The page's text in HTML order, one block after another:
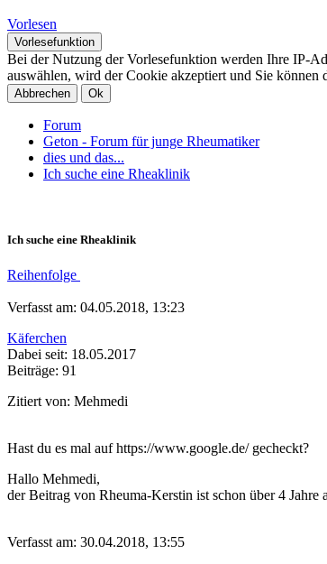
Vorlesen
Vorlesefunktion
Bei der Nutzung der Vorlesefunktion werden Ihre IP-
auswählen, wird der Cookie akzeptiert und Sie können
Abbrechen Ok
Forum
Geton - Forum für junge Rheumatiker
dies und das...
Ich suche eine Rheaklinik
Ich suche eine Rheaklinik
Reihenfolge
Verfasst am: 04.05.2018, 13:23
Käferchen
Dabei seit: 18.05.2017
Beiträge: 91
Zitiert von: Mehmedi
Hast du es mal auf https://www.google.de/ gecheckt?
Hallo Mehmedi,
der Beitrag von Rheuma-Kerstin ist schon über 4
Verfasst am: 30.04.2018, 13:55